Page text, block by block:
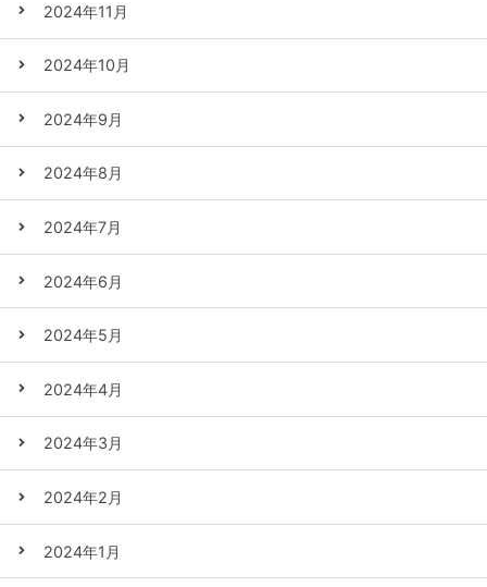
2024年11月
2024年10月
2024年9月
2024年8月
2024年7月
2024年6月
2024年5月
2024年4月
2024年3月
2024年2月
2024年1月